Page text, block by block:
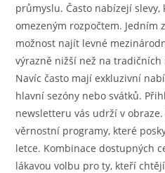
průmyslu. Často nabízejí
omezeným rozpočtem. Jedním
možnost najít levné
výrazně nižší než na
Navíc často mají exkluzivní
hlavní sezóny nebo svátků.
newsletteru vás udrží v
věrnostní programy, které
letce. Kombinace dostupných
lákavou volbu pro ty, kteří